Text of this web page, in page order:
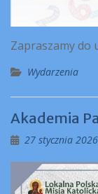
Zapraszamy do
Wydarzenia
Akademia
27 stycznia 2026